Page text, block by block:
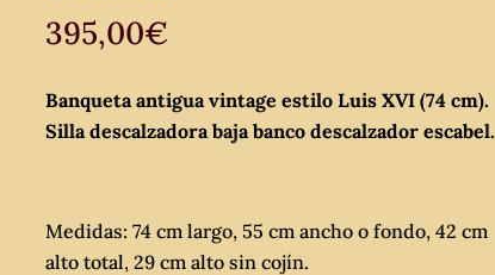
395,00€
Banqueta antigua vintage estilo Luis XVI (74 cm).
Silla descalzadora baja banco descalzador escabel.
Medidas: 74 cm largo, 55 cm ancho o fondo, 42 cm
alto total, 29 cm alto sin cojín.